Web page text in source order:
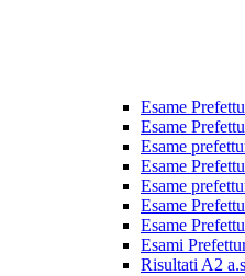
Esame
Esame
Esame
Esame
Esame
Esame
Esame
Esami
Risultati A2